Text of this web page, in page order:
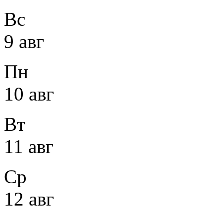
Вс
9 авг
Пн
10 авг
Вт
11 авг
Ср
12 авг